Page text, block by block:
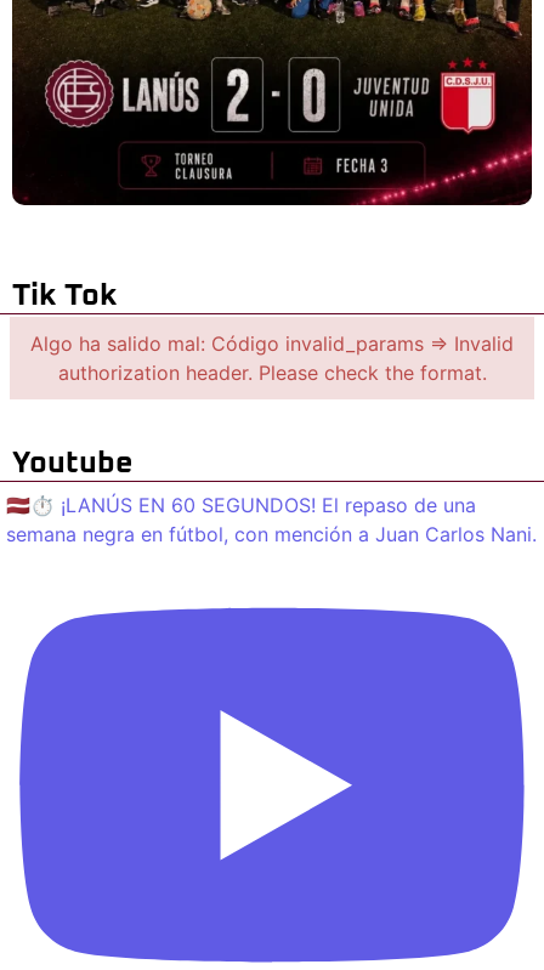
Tik Tok
Algo ha salido mal: Código invalid_params => Invalid
authorization header. Please check the format.
Youtube
🇱🇻⏱️ ¡LANÚS EN 60 SEGUNDOS! El repaso de una
semana negra en fútbol, con mención a Juan Carlos Nani.